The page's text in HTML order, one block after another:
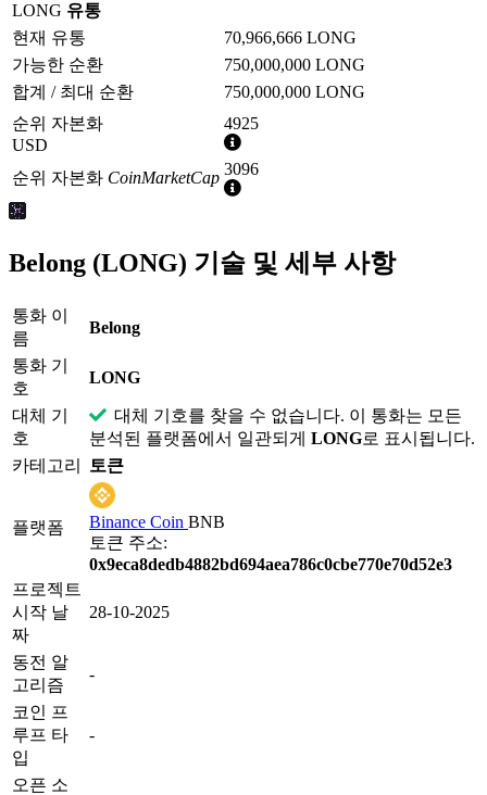
LONG 유통
현재 유통
70,966,666 LONG
가능한 순환
750,000,000 LONG
합계 / 최대 순환
750,000,000 LONG
순위 자본화
USD
4925
추
가
정
순위 자본화 CoinMarketCap 3096
추
보
Belong (LONG) 기술 및 세부 사항
통화 이
름
Belong
통화 기
호
LONG
대체 기
호
대체 기호를 찾을 수 없습니다. 이 통화는 모든
분석된 플랫폼에서 일관되게 LONG로 표시됩니다.
카테고리
토큰
플랫폼 Binance Coin BNB
토큰 주소:
0x9eca8dedb4882bd694aea786c0cbe770e70d52e3
프로젝트
시작 날
짜
28-10-2025
동전 알
고리즘
-
코인 프
루프 타
입
-
오픈 소